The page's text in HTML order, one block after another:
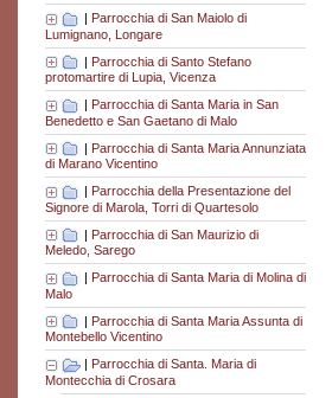
| Parrocchia di San Maiolo di
Lumignano, Longare
| Parrocchia di Santo Stefano
protomartire di Lupia, Vicenza
| Parrocchia di Santa Maria in San
Benedetto e San Gaetano di Malo
| Parrocchia di Santa Maria Annunziata
di Marano Vicentino
Parrocchia della Presentazione del
Signore di Marola, Torri di Quartesolo
| Parrocchia di San Maurizio di
Meledo, Sarego
Parrocchia di Santa Maria di Molina di
Malo
| Parrocchia di Santa Maria Assunta di
Montebello Vicentino
Parrocchia di Santa. Maria di
Montecchia di Crosara